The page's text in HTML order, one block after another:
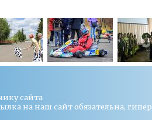
сайта
на наш сайт обязательна,